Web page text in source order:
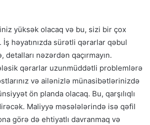
yüksək olacaq və bu, sizi bir çox
həyatınızda sürətli qərarlar qəbul
nəzərdən qaçırmayın.
qərarlar uzunmüddətli problemlərə
və ailənizlə münasibətlərinizdə
ön planda olacaq. Bu, qarşılıqlı
Maliyyə məsələlərində isə qəfil
görə də ehtiyatlı davranmaq və